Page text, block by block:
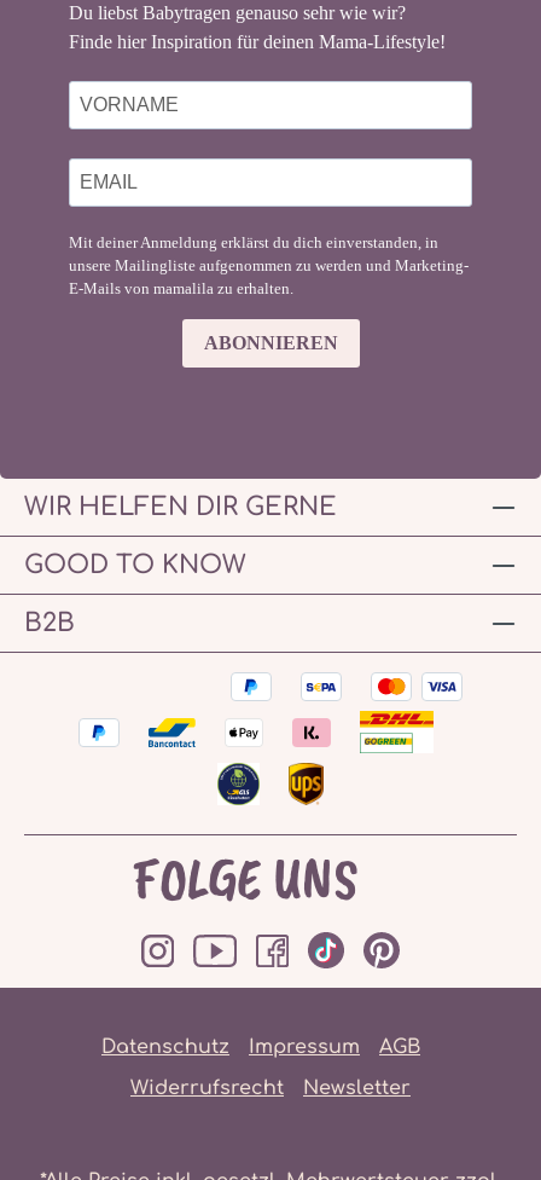
Du liebst Babytragen genauso sehr wie wir?
Finde hier Inspiration für deinen Mama-Lifestyle!
Mit deiner Anmeldung erklärst du dich einverstanden, in
unsere Mailingliste aufgenommen zu werden und Marketing-
E-Mails von mamalila zu erhalten.
ABONNIEREN
WIR HELFEN DIR GERNE
GOOD TO KNOW
B2B
FOLGE UNS
Datenschutz Impressum
AGB
Widerrufsrecht
Newsletter